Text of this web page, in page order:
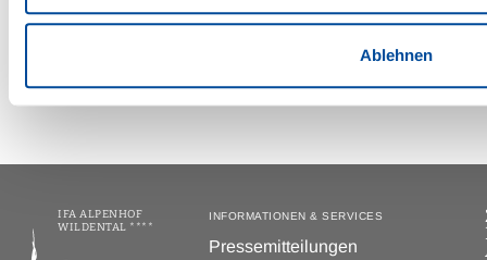
Ablehnen
IFA ALPENHOF
WILDENTAL ****
INFORMATIONEN & SERVICES
Pressemitteilungen